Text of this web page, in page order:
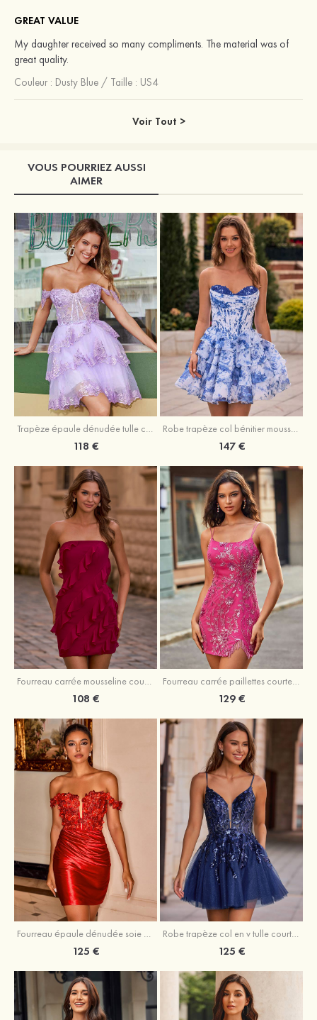
GREAT VALUE
My daughter received so many compliments. The material was of
great quality.
Couleur : Dusty Blue / Taille : US4
Voir Tout >
VOUS POURRIEZ AUSSI
AIMER
118 € 147 €
Fourreau carrée mousseline courte/mini robe de fête de la rentré avec volants
108 €
Fourreau carrée paillettes courte/mini robe de fête de la rentrée
129 €
Fourreau épaule dénudée soie comme du satin courte/mini robe de fête de la rentrée
125 €
Robe trapèze col en v tulle courte/mini robe de fête de la rentrée avec poches paillettes
125 €